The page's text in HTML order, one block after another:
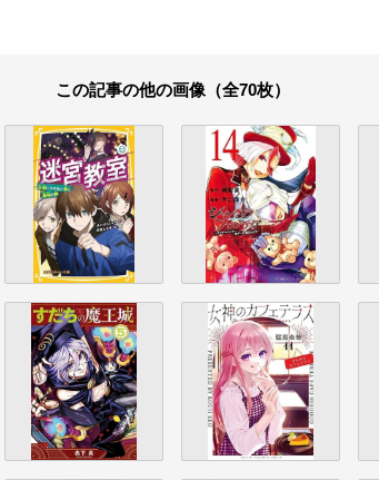
この記事の他の画像（全70枚）